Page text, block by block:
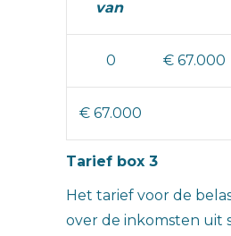
van
0 € 67.000
€ 67.000
Tarief box 3
Het tarief voor de
over de inkomsten uit